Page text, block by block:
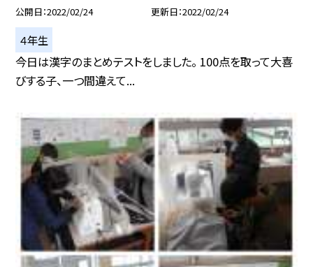
公開日 2022/02/24 更新日 2022/02/24
４年生
今日は漢字のまとめテストをしました。 100点を取って大喜
びする子、一つ間違えて...